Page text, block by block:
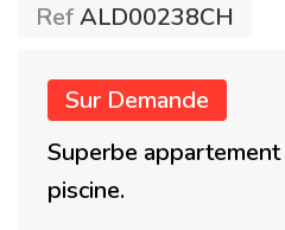
RefALD00238CH
Sur Demande
Superbe
piscine.